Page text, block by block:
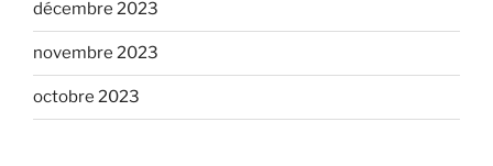
décembre 2023
novembre 2023
octobre 2023